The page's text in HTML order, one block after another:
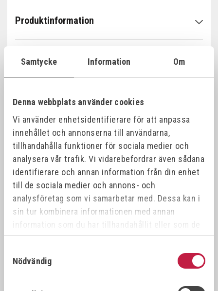
Samtycke Information Om
Denna webbplats använder cookies
Vi använder enhetsidentifierare för att anpassa
innehållet och annonserna till användarna,
tillhandahålla funktioner för sociala medier och
analysera vår trafik. Vi vidarebefordrar även sådana
identifierare och annan information från din enhet
till de sociala medier och annons- och
analysföretag som vi samarbetar med. Dessa kan i
sin tur kombinera informationen med annan
information som du har tillhandahållit eller som de
har samlat in när du har använt deras tjänster.
Nödvändig
Produktinformation
Specifikationer
Kombineras med
1,5-13MM B16